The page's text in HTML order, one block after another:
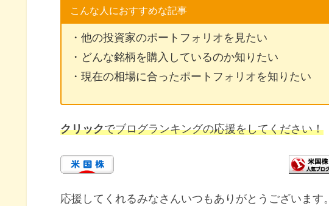
こんな人におすすめな記事
・他の投資家のポートフォリオを見たい
・どんな銘柄を購入しているのか知りたい
・現在の相場に合ったポートフォリオを知りたい
クリックでブログランキングの応援をしてください！
応援してくれるみなさんいつもありがとうございます。